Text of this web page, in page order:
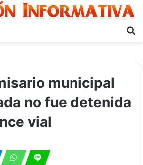
municipal
no fue detenida
vial